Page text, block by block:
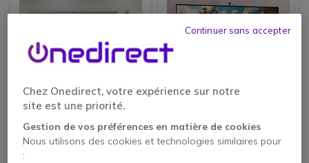
Samsung WAFX-P
écran Interactive 4K
86 pouces
Samsung Smart
Monitor M8 M80F 32''
4K Vision AI
Chez Onedirect, votre expérience sur notre
site est une priorité.
Gestion de vos préférences en matière de cookies
Nous utilisons des cookies et technologies similaires pour
:
Continuer sans accepter